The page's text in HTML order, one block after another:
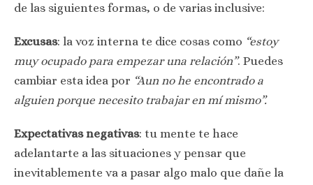
de las siguientes formas, o de varias inclusive:
Excusas: la voz interna te dice cosas como “estoy
muy ocupado para empezar una relación”. Puedes
cambiar esta idea por “Aun no he encontrado a
alguien porque necesito trabajar en mí mismo”.
Expectativas negativas: tu mente te hace
adelantarte a las situaciones y pensar que
inevitablemente va a pasar algo malo que dañe la